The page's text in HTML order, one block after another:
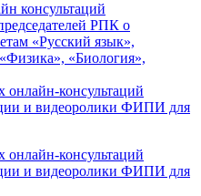
консультаций
РПК о
«Русский язык»,
«Биология»,
консультаций
и видеоролики ФИПИ для
консультаций
и видеоролики ФИПИ для